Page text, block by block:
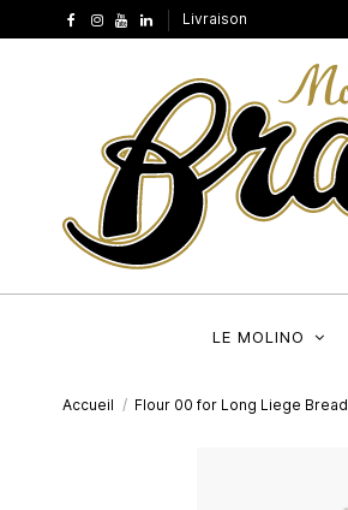
Livraison
LE MOLINO
Accueil Flour 00 for Long Liege Bread